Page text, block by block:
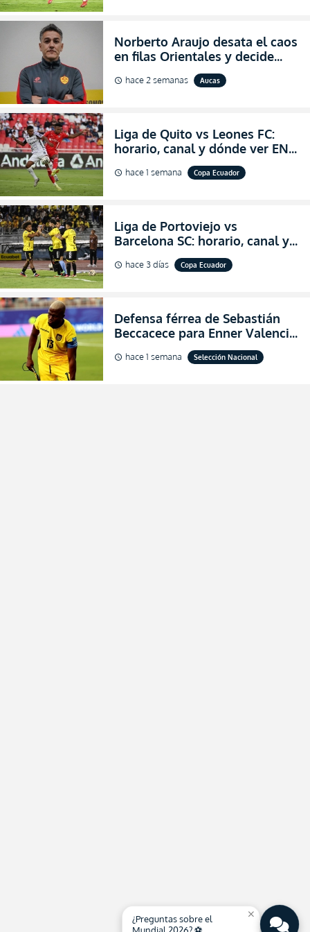
Norberto Araujo desata el caos
en filas Orientales y decide
abandonar la dirección técnica
de Aucas
schedule hace 2 semanas Aucas
Liga de Quito vs Leones FC:
horario, canal y dónde ver EN
VIVO los octavos de final de la
Copa Ecuador 2026
schedule hace 1 semana Copa Ecuador
Liga de Portoviejo vs
Barcelona SC: horario, canal y
dónde ver EN VIVO los octavos
de final de la Copa Ecuador
schedule hace 3 días Copa Ecuador
Defensa férrea de Sebastián
Beccacece para Enner Valencia
al indicar que era el hombre
indicado para Ecuador
schedule hace 1 semana Selección Nacional
close
¿Preguntas sobre el